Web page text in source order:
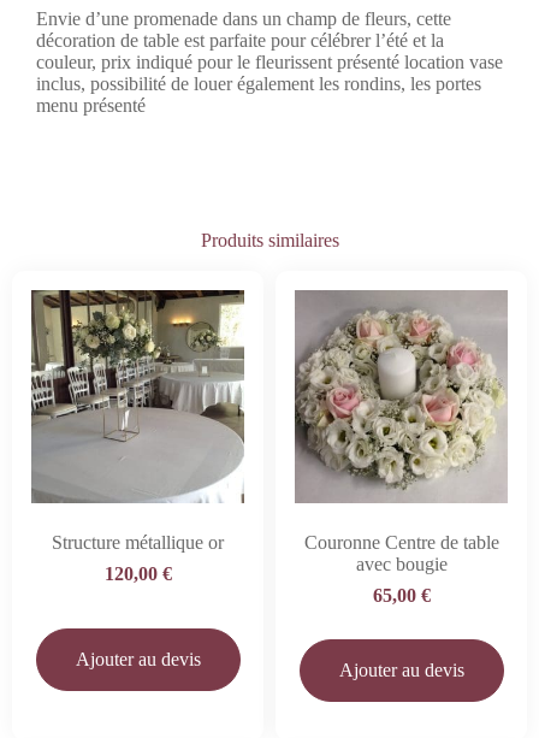
Envie d’une promenade dans un champ de fleurs, cette
décoration de table est parfaite pour célébrer l’été et la
couleur, prix indiqué pour le fleurissent présenté location vase
inclus, possibilité de louer également les rondins, les portes
menu présenté
Produits similaires
Structure métallique or
120,00 €
Ajouter au devis
Couronne Centre de table
avec bougie
65,00 €
Ajouter au devis